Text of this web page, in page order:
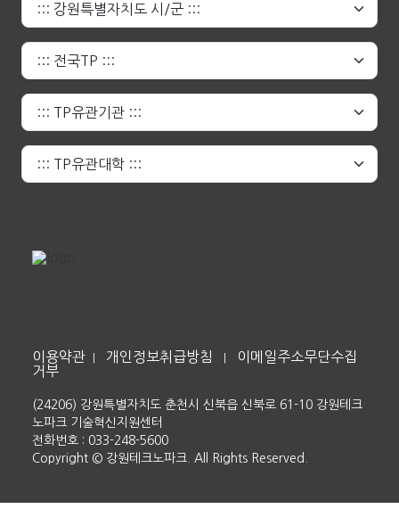
이용약관 개인정보취급방침
이메일주소무단수집
거부
(24206) 강원특별자치도 춘천시 신북읍 신북로 61-10 강원테크
노파크 기술혁신지원센터
전화번호 : 033-248-5600
Copyright © 강원테크노파크. All Rights Reserved.